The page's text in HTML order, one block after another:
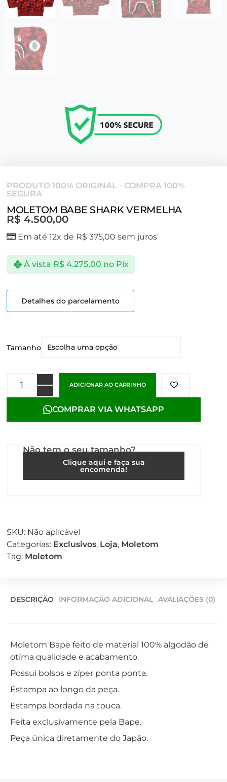
PRODUTO 100% ORIGINAL - COMPRA 100%
SEGURA
MOLETOM BABE SHARK VERMELHA
R$ 4.500,00
Em até 12x de R$ 375,00 sem juros
À vista R$4.275,00 no Pix
Detalhes do parcelamento
Tamanho
ADICIONAR AO CARRINHO
COMPRAR VIA WHATSAPP
Não tem o seu tamanho?
Clique aqui e faça sua
encomenda!
SKU: Não aplicável
Categorias: Exclusivos, Loja, Moletom
Tag: Moletom
DESCRIÇÃO INFORMAÇÃO ADICIONAL AVALIAÇÕES (0)
Moletom Bape feito de material 100% algodão de
otíma qualidade e acabamento.
Possui bolsos e zíper ponta ponta.
Estampa ao longo da peça.
Estampa bordada na touca.
Feita exclusivamente pela Bape.
Peça única diretamente do Japão.